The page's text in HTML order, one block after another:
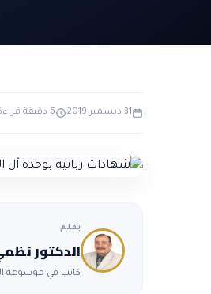
31 ديسمبر 2019 6 دقيقة قراءة
بقلم
الدكتور
كاتب في موسوعة